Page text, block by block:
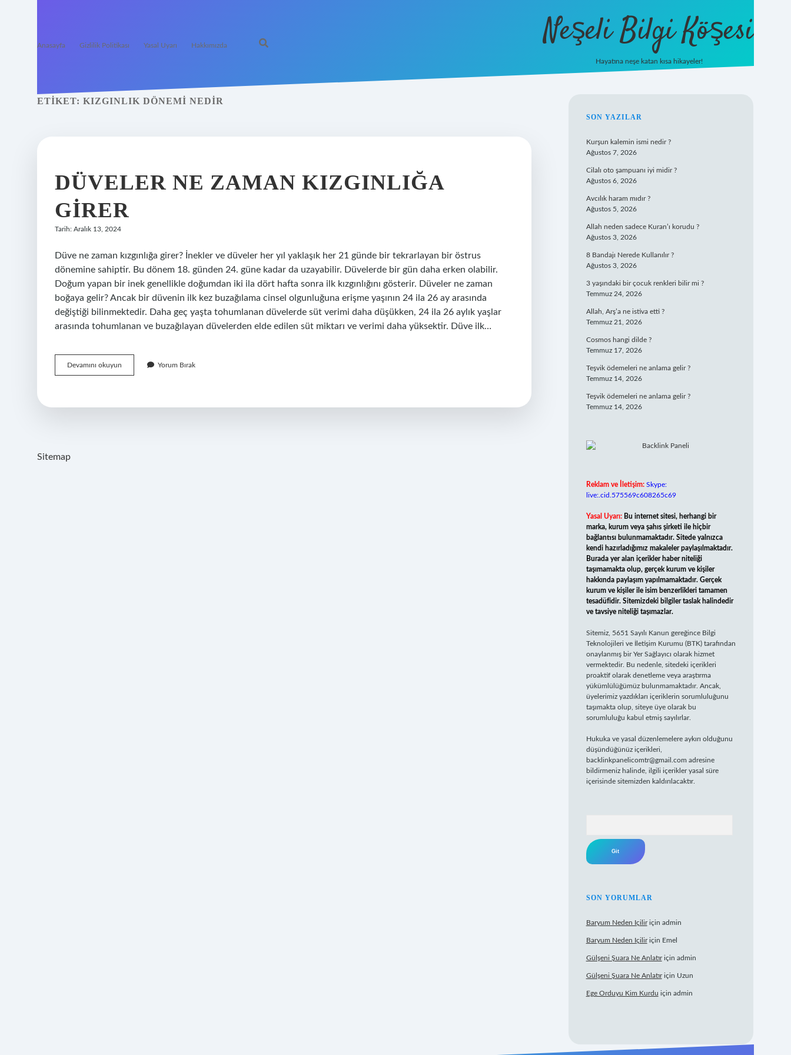
Anasayfa Gizlilik Politikası Yasal Uyarı Hakkımızda Neşeli Bilgi Köşesi
Hayatına neşe katan kısa hikayeler!
ETIKET: KIZGINLIK DÖNEMI NEDIR
DÜVELER NE ZAMAN KIZGINLIĞA
GIRER
Tarih: Aralık 13, 2024
Düve ne zaman kızgınlığa girer? İnekler ve düveler her yıl yaklaşık her 21 günde bir tekrarlayan bir östrus
dönemine sahiptir. Bu dönem 18. günden 24. güne kadar da uzayabilir. Düvelerde bir gün daha erken olabilir.
Doğum yapan bir inek genellikle doğumdan iki ila dört hafta sonra ilk kızgınlığını gösterir. Düveler ne zaman
boğaya gelir? Ancak bir düvenin ilk kez buzağılama cinsel olgunluğuna erişme yaşının 24 ila 26 ay arasında
değiştiği bilinmektedir. Daha geç yaşta tohumlanan düvelerde süt verimi daha düşükken, 24 ila 26 aylık yaşlar
arasında tohumlanan ve buzağılayan düvelerden elde edilen süt miktarı ve verimi daha yüksektir. Düve ilk…
Devamını okuyun
Ne
Girer
Yorum Bırak
Sitemap
SIDEBAR
SON YAZILAR
Kurşun kalemin ismi nedir ?
Ağustos 7, 2026
Cilalı oto şampuanı iyi midir ?
Ağustos 6, 2026
Avcılık haram mıdır ?
Ağustos 5, 2026
Allah neden sadece Kuran’ı korudu ?
Ağustos 3, 2026
8 Bandajı Nerede Kullanılır ?
Ağustos 3, 2026
3 yaşındaki bir çocuk renkleri bilir mi ?
Temmuz 24, 2026
Allah, Arş’a ne istiva etti ?
Temmuz 21, 2026
Cosmos hangi dilde ?
Temmuz 17, 2026
Teşvik ödemeleri ne anlama gelir ?
Temmuz 14, 2026
Teşvik ödemeleri ne anlama gelir ?
Temmuz 14, 2026
Reklam ve İletişim: Skype:
live:.cid.575569c608265c69
Yasal Uyarı: Bu internet sitesi, herhangi bir
marka, kurum veya şahıs şirketi ile hiçbir
bağlantısı bulunmamaktadır. Sitede yalnızca
kendi hazırladığımız makaleler paylaşılmaktadır.
Burada yer alan içerikler haber niteliği
taşımamakta olup, gerçek kurum ve kişiler
hakkında paylaşım yapılmamaktadır. Gerçek
kurum ve kişiler ile isim benzerlikleri tamamen
tesadüfidir. Sitemizdeki bilgiler taslak halindedir
ve tavsiye niteliği taşımazlar.
Sitemiz, 5651 Sayılı Kanun gereğince Bilgi
Teknolojileri ve İletişim Kurumu (BTK) tarafından
onaylanmış bir Yer Sağlayıcı olarak hizmet
vermektedir. Bu nedenle, sitedeki içerikleri
proaktif olarak denetleme veya araştırma
yükümlülüğümüz bulunmamaktadır. Ancak,
üyelerimiz yazdıkları içeriklerin sorumluluğunu
taşımakta olup, siteye üye olarak bu
sorumluluğu kabul etmiş sayılırlar.
Hukuka ve yasal düzenlemelere aykırı olduğunu
düşündüğünüz içerikleri,
backlinkpanelicomtr@gmail.com adresine
bildirmeniz halinde, ilgili içerikler yasal süre
içerisinde sitemizden kaldırılacaktır.
SON YORUMLAR
Baryum Neden Içiliriçin admin
Baryum Neden Içiliriçin Emel
Gülşeni Şuara Ne Anlatıriçin admin
Gülşeni Şuara Ne Anlatıriçin Uzun
Ege Orduyu Kim Kurdu için admin